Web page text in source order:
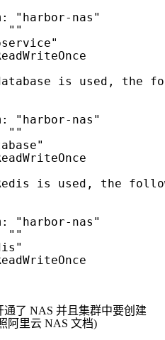
:
"harbor-nas"
""
is used, the
:
"harbor-nas"
""
is used, the
:
"harbor-nas"
""
了 NAS 并且集群中要创建
阿里云 NAS 文档)